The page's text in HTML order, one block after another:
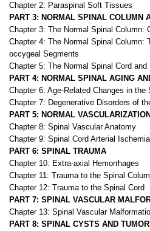
Chapter 2: Paraspinal Soft Tissues
PART 3: NORMAL SPINAL COLUMN
Chapter 3: The Normal Spinal Column:
Chapter 4: The Normal Spinal Column:
occygeal Segments
Chapter 5: The Normal Spinal Cord and
PART 4: NORMAL SPINAL AGING
Chapter 6: Age-Related Changes in the
Chapter 7: Degenerative Disorders of
PART 5: NORMAL
Chapter 8: Spinal Vascular Anatomy
Chapter 9: Spinal Cord Arterial Ischemia
PART 6: SPINAL TRAUMA
Chapter 10: Extra-axial Hemorrhages
Chapter 11: Trauma to the Spinal
Chapter 12: Trauma to the Spinal Cord
PART 7: SPINAL VASCULAR
Chapter 13: Spinal Vascular
PART 8: SPINAL CYSTS AND